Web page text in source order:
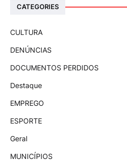
CATEGORIES
CULTURA
DENÚNCIAS
DOCUMENTOS PERDIDOS
Destaque
EMPREGO
ESPORTE
Geral
MUNICÍPIOS